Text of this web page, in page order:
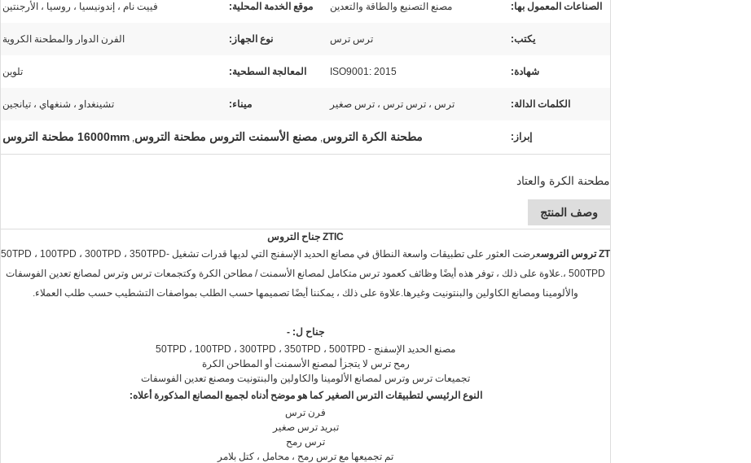
الصناعات المعمول بها: مصنع التصنيع والطاقة والتعدين موقع الخدمة المحلية: فييت نام ، إندونيسيا ، روسيا ، الأرجنتين
يكتب: ترس ترس نوع الجهاز: الفرن الدوار والمطحنة الكروية
شهادة: ISO9001: 2015 المعالجة السطحية: تلوين
الكلمات الدالة: ترس ، ترس ترس ، ترس صغير ميناء: تشينغداو ، شنغهاي ، تيانجين
إبراز: مطحنة الكرة التروس, مصنع الأسمنت التروس مطحنة التروس, 16000mm مطحنة التروس
مطحنة الكرة والعتاد
وصف المنتج
ZTIC جناح التروس
ZT تروس التروس
عرضت العثور على تطبيقات واسعة النطاق في مصانع الحديد الإسفنج التي لديها قدرات تشغيل -50TPD ، 100TPD ، 300TPD ، 350TPD
، 500TPD.علاوة على ذلك ، توفر هذه أيضًا وظائف كعمود ترس متكامل لمصانع الأسمنت / مطاحن الكرة وكتجمعات ترس وترس لمصانع تعدين الفوسفات
والألومينا ومصانع الكاولين والبنتونيت وغيرها.علاوة على ذلك ، يمكننا أيضًا تصميمها حسب الطلب بمواصفات التشطيب حسب طلب العملاء.
جناح ل: -
مصنع الحديد الإسفنج - 50TPD ، 100TPD ، 300TPD ، 350TPD ، 500TPD
رمح ترس لا يتجزأ لمصنع الأسمنت أو المطاحن الكرة
تجميعات ترس وترس لمصانع الألومينا والكاولين والبنتونيت ومصنع تعدين الفوسفات
النوع الرئيسي لتطبيقات الترس الصغير كما هو موضح أدناه لجميع المصانع المذكورة أعلاه:
فرن ترس
تبريد ترس صغير
ترس رمح
تم تجميعها مع ترس رمح ، محامل ، كتل بلامر